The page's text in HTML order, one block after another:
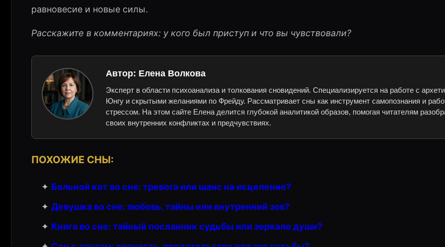
равновесие и новые силы.
Расскажите в комментариях: у кого был приступ и что вы чувствовали?
Автор: Елена Волкова
Эксперт в области психоанализа и толкования сновидений. Специализируется на работе с
Юнгу и скрытыми желаниями по Фрейду. Рассматривает сны как инструмент самопознания и
стрессом. На этом сайте Елена делится глубокой аналитикой образов, помогая читателям
своих внутренних конфликтах и предчувствиях.
ПОХОЖИЕ СНЫ:
✦ Больной кот во сне: тревога или шанс на исцеление?
✦ Девушка во сне: любовь, тайны или внутренний зов?
✦ Книга во сне: тайный посланник судьбы или зеркало души?